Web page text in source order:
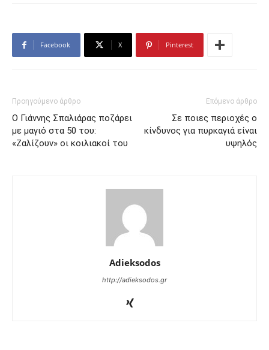
Facebook X Pinterest
Προηγούμενο άρθρο
Ο Γιάννης Σπαλιάρας ποζάρει
με μαγιό στα 50 του:
«Ζαλίζουν» οι κοιλιακοί του
Επόμενο άρθρο
Σε ποιες περιοχές ο
κίνδυνος για πυρκαγιά είναι
υψηλός
Adieksodos
http://adieksodos.gr